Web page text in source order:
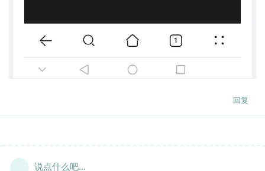
回复
说点什么吧...